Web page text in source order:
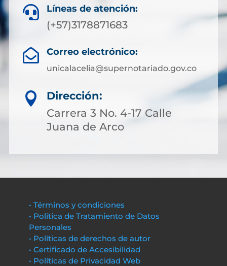
 Líneas de atención:
(+57)3178871683
 Correo electrónico:
unicalacelia@supernotariado.gov.co

Dirección:
Carrera 3 No. 4-17 Calle
Juana de Arco
• Términos y condiciones
• Política de Tratamiento de Datos
Personales
• Políticas de derechos de autor
• Certificado de Accesibilidad
• Políticas de Privacidad Web